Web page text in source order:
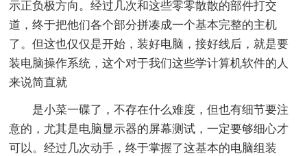
示正负极方向。经过几次和这些零零散散的部件打交
道，终于把他们各个部分拼凑成一个基本完整的主机
了。但这也仅仅是开始，装好电脑，接好线后，就是要
装电脑操作系统，这个对于我们这些学计算机软件的人
来说简直就
是小菜一碟了，不存在什么难度，但也有细节要注
意的，尤其是电脑显示器的屏幕测试，一定要够细心才
可以。经过几次动手，终于掌握了这基本的电脑组装